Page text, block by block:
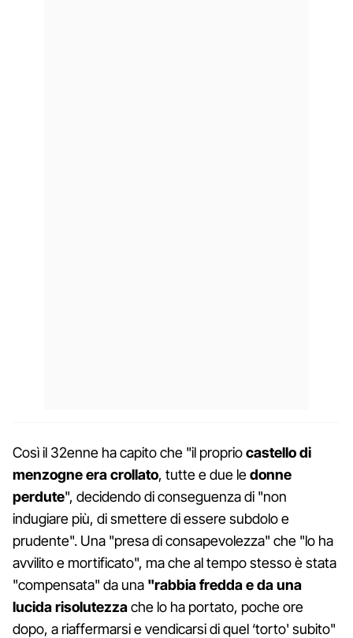
Così il 32enne ha capito che "il propriocastello di
menzogne era crollato, tutte e due ledonne
perdute", decidendo di conseguenza di "non
indugiare più, di smettere di essere subdolo e
prudente". Una "presa di consapevolezza" che "lo ha
avvilito e mortificato", ma che al tempo stesso è stata
"compensata" da una "rabbia fredda e da una
lucida risolutezzache lo ha portato, poche ore
dopo, a riaffermarsi e vendicarsi di quel ‘torto' subito"